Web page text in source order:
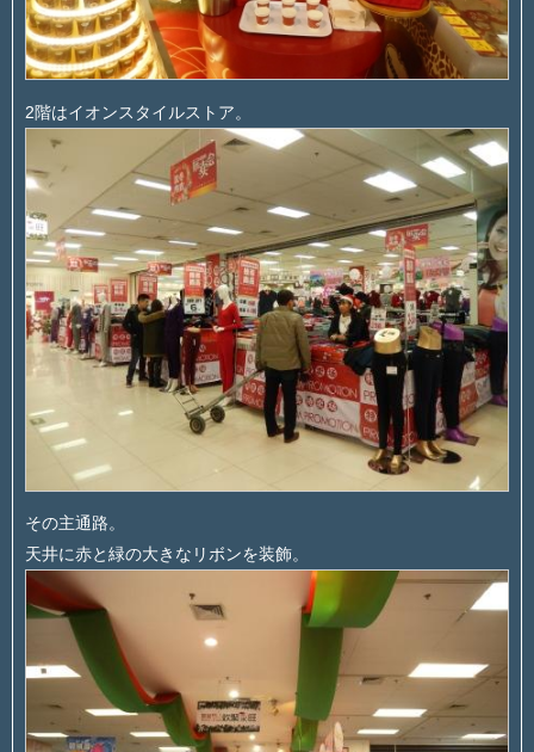
2階はイオンスタイルストア。
その主通路。
天井に赤と緑の大きなリボンを装飾。